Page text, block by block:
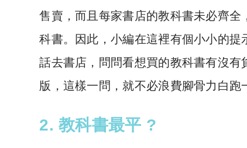
售賣，而且每家書店的教科書未必齊
科書。因此，小編在這裡有個小小的
話去書店，問問看想買的教科書有沒
版，這樣一問，就不必浪費腳骨力白跑
2. 教科書最平 ?